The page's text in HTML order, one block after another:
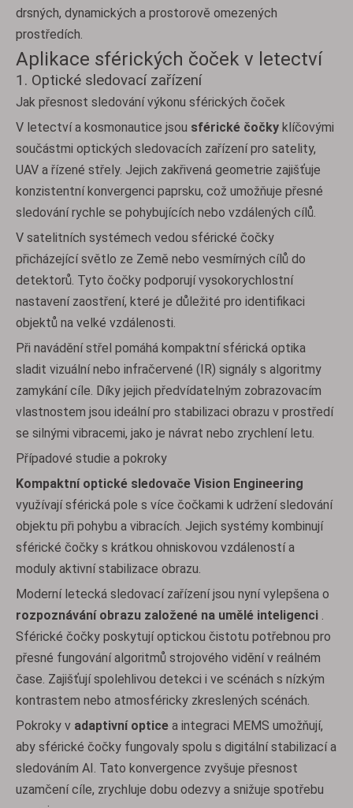
drsných, dynamických a prostorově omezených
prostředích.
Aplikace sférických čoček v letectví
1. Optické sledovací zařízení
Jak přesnost sledování výkonu sférických čoček
V letectví a kosmonautice jsou sférické čočky klíčovými
součástmi optických sledovacích zařízení pro satelity,
UAV a řízené střely. Jejich zakřivená geometrie zajišťuje
konzistentní konvergenci paprsku, což umožňuje přesné
sledování rychle se pohybujících nebo vzdálených cílů.
V satelitních systémech vedou sférické čočky
přicházející světlo ze Země nebo vesmírných cílů do
detektorů. Tyto čočky podporují vysokorychlostní
nastavení zaostření, které je důležité pro identifikaci
objektů na velké vzdálenosti.
Při navádění střel pomáhá kompaktní sférická optika
sladit vizuální nebo infračervené (IR) signály s algoritmy
zamykání cíle. Díky jejich předvídatelným zobrazovacím
vlastnostem jsou ideální pro stabilizaci obrazu v prostředí
se silnými vibracemi, jako je návrat nebo zrychlení letu.
Případové studie a pokroky
Kompaktní optické sledovače Vision Engineering
využívají sférická pole s více čočkami k udržení sledování
objektu při pohybu a vibracích. Jejich systémy kombinují
sférické čočky s krátkou ohniskovou vzdáleností a
moduly aktivní stabilizace obrazu.
Moderní letecká sledovací zařízení jsou nyní vylepšena o
rozpoznávání obrazu založené na umělé inteligenci .
Sférické čočky poskytují optickou čistotu potřebnou pro
přesné fungování algoritmů strojového vidění v reálném
čase. Zajišťují spolehlivou detekci i ve scénách s nízkým
kontrastem nebo atmosféricky zkreslených scénách.
Pokroky v adaptivní optice a integraci MEMS umožňují,
aby sférické čočky fungovaly spolu s digitální stabilizací a
sledováním AI. Tato konvergence zvyšuje přesnost
uzamčení cíle, zrychluje dobu odezvy a snižuje spotřebu